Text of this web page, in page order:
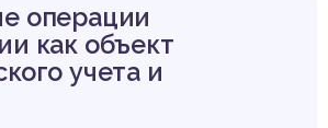
операции
как объект
учета и